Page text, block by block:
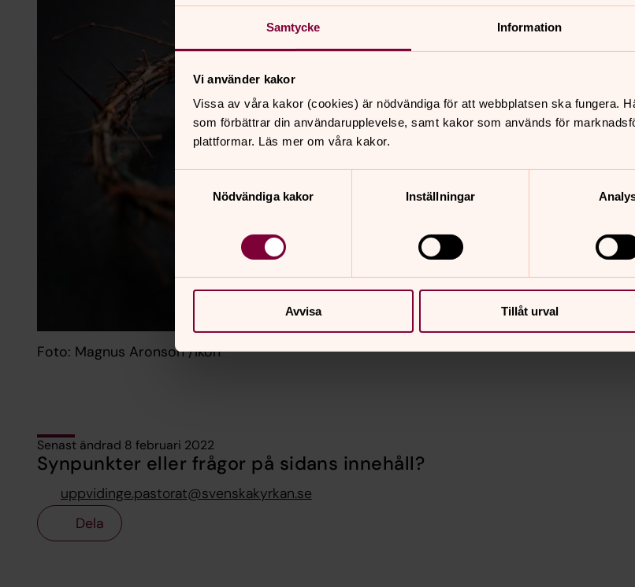
Samtycke Information
Vi använder kakor
Vissa av våra kakor (cookies) är nödvändiga för att webbplatsen ska fungera.
som förbättrar din användarupplevelse, samt kakor som används för
plattformar. Läs mer om våra kakor.
Nödvändiga kakor
Inställningar
Avvisa Tillåt urval
Foto: Magnus Aronson /Ikon
Senast ändrad 8 februari 2022
Synpunkter eller frågor på sidans innehåll?
uppvidinge.pastorat@svenskakyrkan.se
Dela